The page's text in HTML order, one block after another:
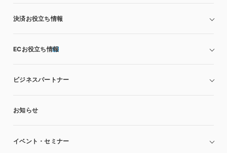
決済お役立ち情報
ECお役立ち情報
ビジネスパートナー
お知らせ
イベント・セミナー